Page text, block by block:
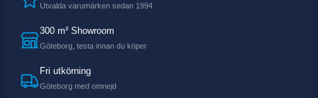
Utvalda varumärken sedan 1994
300 m² Showroom
Göteborg, testa innan du köper
Fri utkörning
Göteborg med omnejd